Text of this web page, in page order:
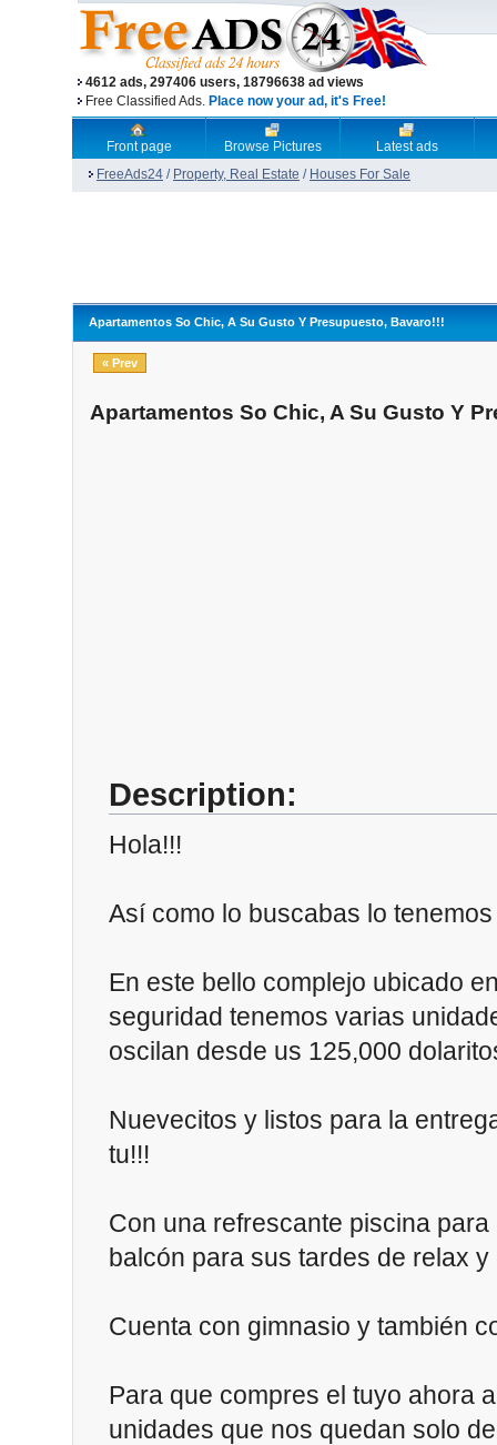
4612 ads, 297406 users, 18796638 ad views
Free Classified Ads. Place now your ad, it's Free!
Front page Browse Pictures
Latest ads
FreeAds24 / Property, Real Estate / Houses For Sale
Apartamentos So Chic, A Su Gusto Y Presupuesto, Bavaro!!!
« Prev
Apartamentos So Chic, A Su Gusto Y
Description:
Hola!!!
Así como lo buscabas lo
En este bello complejo ubicado
seguridad tenemos varias
oscilan desde us 125,000
Nuevecitos y listos para la
tu!!!
Con una refrescante piscina
balcón para sus tardes de relax y
Cuenta con gimnasio y también
Para que compres el tuyo ahora
unidades que nos quedan solo